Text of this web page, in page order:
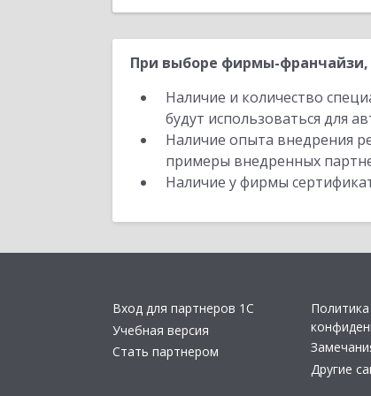
При выборе фирмы-франчайзи,
Наличие и количество
будут использоваться для
Наличие опыта внедрения
примеры внедренных
Наличие у фирмы
Вход для партнеров 1С
Учебная версия
Стать партнером
Политика
Другие